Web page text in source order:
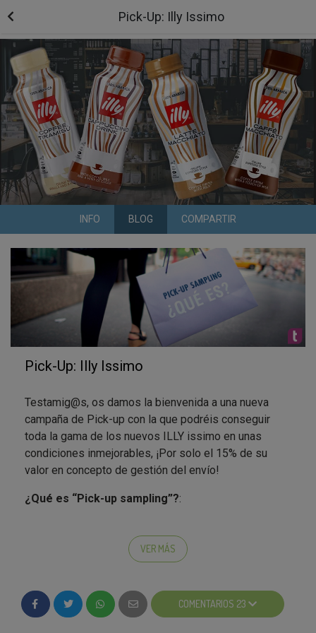
Pick-Up: Illy Issimo
INFO BLOG COMPARTIR
Pick-Up: Illy Issimo
Testamig@s, os damos la bienvenida a una nueva
campaña de Pick-up con la que podréis conseguir
toda la gama de los nuevos ILLY issimo en unas
condiciones inmejorables, ¡Por solo el 15% de su
valor en concepto de gestión del envío!
¿Qué es “Pick-up sampling”?:
de recogida cerca de tu casa, trabajo o zona de ocio,
te apuntas, abonas 0,99€ de costes de gestión del
¿Cómo funciona?
VER MÁS
COMENTARIOS 23